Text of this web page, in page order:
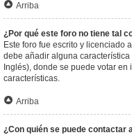
Arriba
¿Por qué este foro no tiene tal
Este foro fue escrito y licenciado
debe añadir alguna característica
Inglés), donde se puede votar
características.
Arriba
¿Con quién se puede contactar